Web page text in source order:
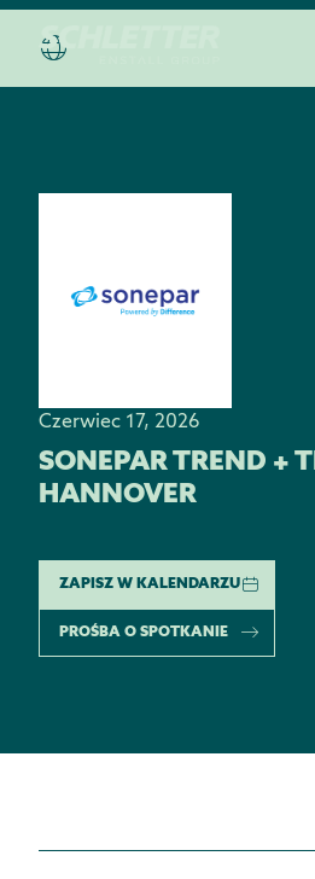
Czerwiec 17, 2026
SONEPAR TREND +
HANNOVER
ZAPISZ W KALENDARZU
PROŚBA O SPOTKANIE